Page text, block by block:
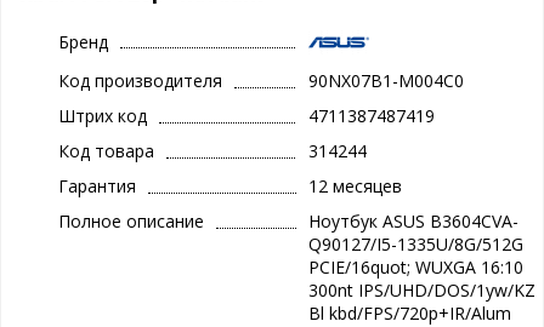
Бренд
Код производителя
90NX07B1-M004C0
Штрих код
4711387487419
Код товара
314244
Гарантия
12 месяцев
Полное описание
Ноутбук ASUS B3604CVA-
Q90127/I5-1335U/8G/512G
PCIE/16quot; WUXGA 16:10
300nt IPS/UHD/DOS/1yw/KZ
Bl kbd/FPS/720p+IR/Alum